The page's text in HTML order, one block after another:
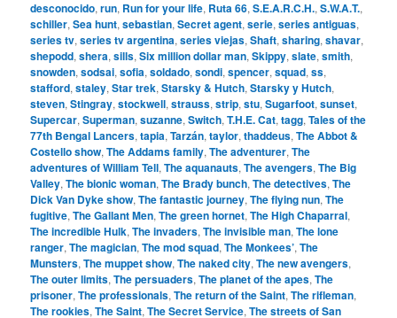
desconocido,run, Run for your life, Ruta 66,S.E.A.R.C.H.,S.W.A.T.,
schiller,Sea hunt,sebastian,Secret agent,serie,series antiguas,
series tv,series tv argentina,series viejas,Shaft,sharing,shavar,
shepodd,shera,sills,Six million dollar man,Skippy,slate,smith,
snowden,sodsai,sofia,soldado,sondi,spencer,squad,ss,
stafford,staley,Star trek,Starsky & Hutch,Starsky y Hutch,
steven,Stingray,stockwell,strauss,strip,stu,Sugarfoot,sunset,
Supercar,Superman,suzanne,Switch,T.H.E. Cat,tagg,Tales of the
77th Bengal Lancers,tapia,Tarzán,taylor,thaddeus,The Abbot &
Costello show,The Addams family,The adventurer,The
adventures of William Tell,The aquanauts,The avengers,The Big
Valley,The bionic woman,The Brady bunch,The detectives,The
Dick Van Dyke show,The fantastic journey,The flying nun,The
fugitive,The Gallant Men,The green hornet,The High Chaparral,
The incredible Hulk,The invaders,The invisible man,The lone
ranger,The magician,The mod squad,The Monkees’,The
Munsters,The muppet show,The naked city,The new avengers,
The outer limits,The persuaders,The planet of the apes,The
prisoner,The professionals,The return of the Saint,The rifleman,
The rookies,The Saint,The Secret Service,The streets of San